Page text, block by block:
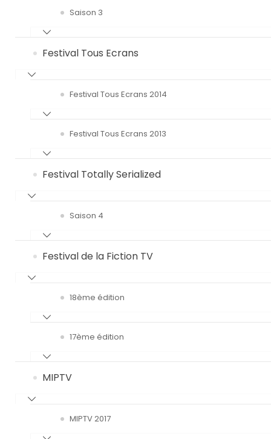
Saison 3
Festival Tous Ecrans
Festival Tous Ecrans 2014
Festival Tous Ecrans 2013
Festival Totally Serialized
Saison 4
Festival de la Fiction TV
18ème édition
17ème édition
MIPTV
MIPTV 2017